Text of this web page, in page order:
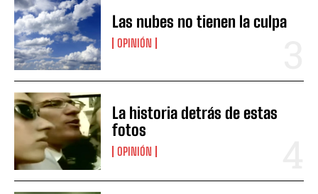
Las nubes no tienen la culpa
OPINIÓN
La historia detrás de estas
fotos
OPINIÓN